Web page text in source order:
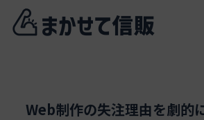
Web制作の失注理由を劇的